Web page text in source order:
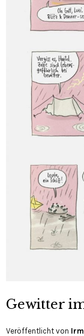
Gewitter
Veröffentlicht von